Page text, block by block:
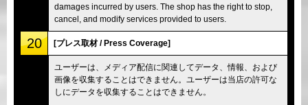
damages incurred by users. The shop has the right to stop,
cancel, and modify services provided to users.
20 [プレス取材 / Press Coverage]
ユーザーは、メディア配信に関連してデータ、情報、および
画像を収集することはできません。ユーザーは当店の許可な
しにデータを収集することはできません。